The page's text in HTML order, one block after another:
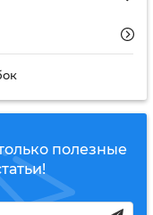
полезные